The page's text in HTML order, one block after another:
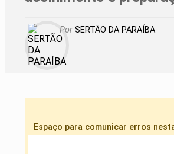
Por SERTÃO DA PARAÍBA
Espaço para comunicar erros